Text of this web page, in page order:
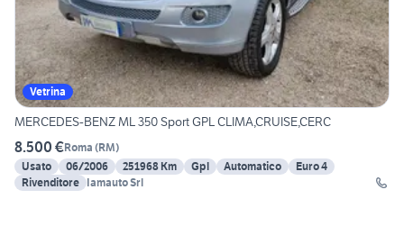
Vetrina
MERCEDES-BENZ ML 350 Sport GPL CLIMA,CRUISE,CERC
8.500 €Roma (RM)
Usato
06/2006 251968 Km Gpl Automatico
Euro 4
Rivenditore Iamauto Srl